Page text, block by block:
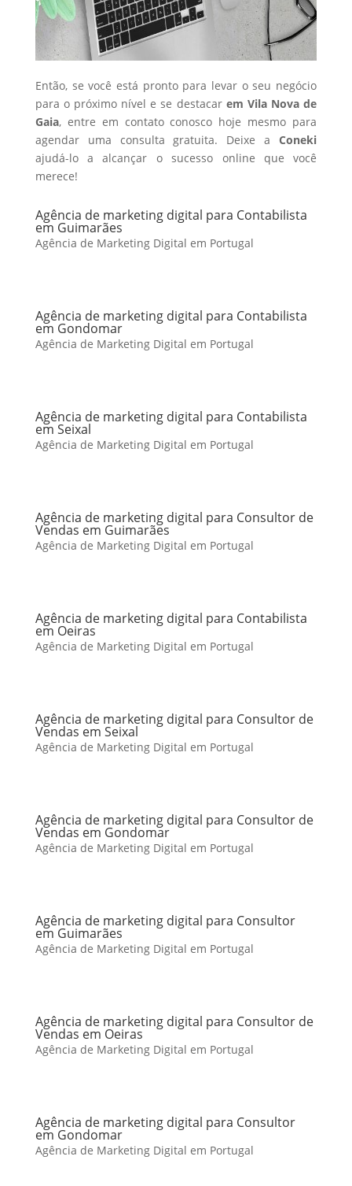
Então, se você está pronto para levar o seu negócio
para o próximo nível e se destacar em Vila Nova de
Gaia, entre em contato conosco hoje mesmo para
agendar uma consulta gratuita. Deixe aConeki
ajudá-lo a alcançar o sucesso online que você
merece!
Agência de marketing digital para Contabilista
em Guimarães
Agência de Marketing Digital em Portugal
Agência de marketing digital para Contabilista
em Gondomar
Agência de Marketing Digital em Portugal
Agência de marketing digital para Contabilista
em Seixal
Agência de Marketing Digital em Portugal
Agência de marketing digital para Consultor de
Vendas em Guimarães
Agência de Marketing Digital em Portugal
Agência de marketing digital para Contabilista
em Oeiras
Agência de Marketing Digital em Portugal
Agência de marketing digital para Consultor de
Vendas em Seixal
Agência de Marketing Digital em Portugal
Agência de marketing digital para Consultor de
Vendas em Gondomar
Agência de Marketing Digital em Portugal
Agência de marketing digital para Consultor
em Guimarães
Agência de Marketing Digital em Portugal
Agência de marketing digital para Consultor de
Vendas em Oeiras
Agência de Marketing Digital em Portugal
Agência de marketing digital para Consultor
em Gondomar
Agência de Marketing Digital em Portugal